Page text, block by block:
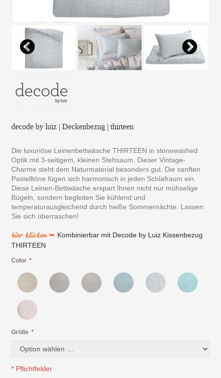
decode by luiz | Deckenbezug | thirteen
Die luxuriöse Leinenbettwäsche THIRTEEN in stonewashed
Optik mit 3-seitigem, kleinen Stehsaum. Dieser Vintage-
Charme steht dem Naturmaterial besonders gut. Die sanften
Pastelltöne fügen sich harmonisch in jeden Schlafraum ein.
Diese Leinen-Bettwäsche erspart Ihnen nicht nur mühselige
Bügeln, sondern begleiten Sie kühlend und
temperaturausgleichend durch heiße Sommernächte. Lassen
Sie sich überraschen!
hier klicken ➥ Kombinierbar mit Decode by Luiz Kissenbezug
THIRTEEN
*
Color
*
Größe
* Pflichtfelder